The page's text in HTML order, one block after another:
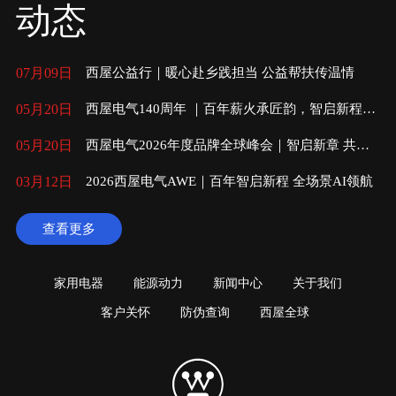
动态
查看更多
07月09日 西屋公益行｜暖心赴乡践担当 公益帮扶传温情
05月20日
西屋电气140周年 ｜百年薪火承匠韵，智启新程向
05月20日
西屋电气2026年度品牌全球峰会｜智启新章 共赴
03月12日 2026西屋电气AWE｜百年智启新程 全场景AI领航
家用电器 能源动力 新闻中心 关于我们
客户关怀 防伪查询 西屋全球